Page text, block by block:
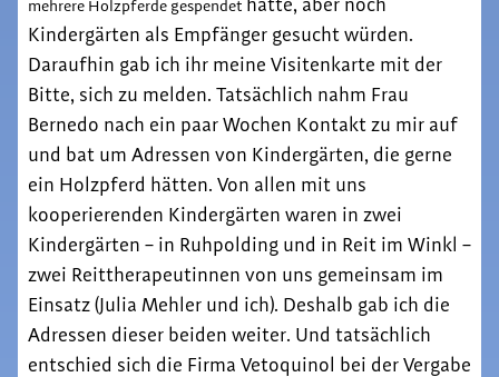
mehrere Holzpferde gespendet hätte, aber noch
Kindergärten als Empfänger gesucht würden.
Daraufhin gab ich ihr meine Visitenkarte mit der
Bitte, sich zu melden. Tatsächlich nahm Frau
Bernedo nach ein paar Wochen Kontakt zu mir auf
und bat um Adressen von Kindergärten, die gerne
ein Holzpferd hätten. Von allen mit uns
kooperierenden Kindergärten waren in zwei
Kindergärten – in Ruhpolding und in Reit im Winkl –
zwei Reittherapeutinnen von uns gemeinsam im
Einsatz (Julia Mehler und ich). Deshalb gab ich die
Adressen dieser beiden weiter. Und tatsächlich
entschied sich die Firma Vetoquinol bei der Vergabe